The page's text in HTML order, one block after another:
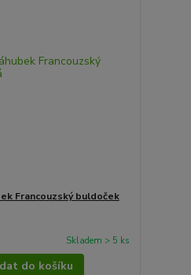
Francouzský buldoček
Skladem > 5 ks
do košíku